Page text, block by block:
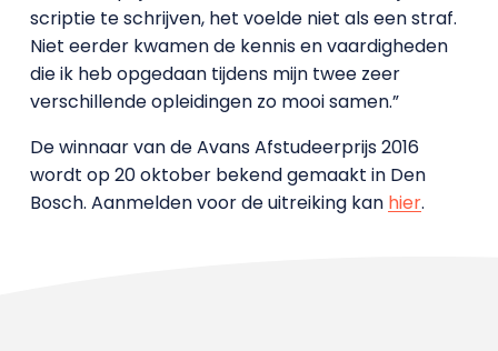
scriptie te schrijven, het voelde niet als een straf.
Niet eerder kwamen de kennis en vaardigheden
die ik heb opgedaan tijdens mijn twee zeer
verschillende opleidingen zo mooi samen.”
De winnaar van de Avans Afstudeerprijs 2016
wordt op 20 oktober bekend gemaakt in Den
Bosch. Aanmelden voor de uitreiking kan hier.